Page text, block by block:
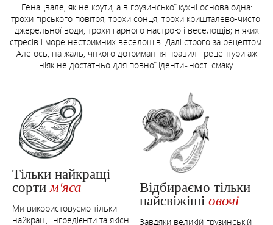
Генацвале, як не крути, а в грузинської кухні основа одна:
трохи гірського повітря, трохи сонця, трохи кришталево-чистої
джерельної води, трохи гарного настрою і веселощів; ніяких
стресів і море нестримних веселощів. Далі строго за рецептом.
Але ось, на жаль, чіткого дотримання правил і рецептури аж
ніяк не достатньо для повної ідентичності смаку.
Тільки найкращі
сортим'яса
Ми використовуємо тільки
найкращі інгредієнти та якісні
Відбираємо тільки
найсвіжіші овочі
Завдяки великій грузинській